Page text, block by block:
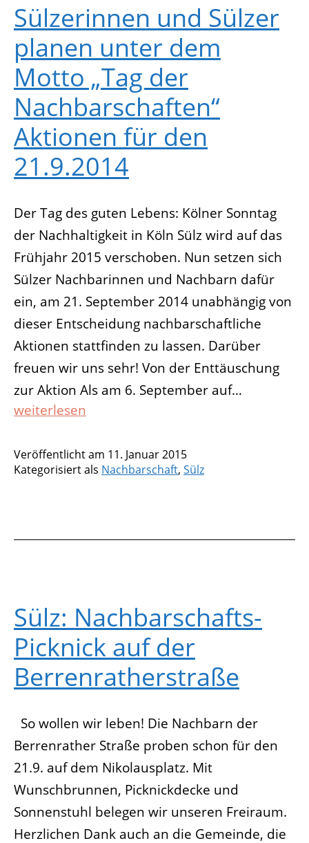
Sülzerinnen und Sülzer
planen unter dem
Motto „Tag der
Nachbarschaften“
Aktionen für den
21.9.2014
Der Tag des guten Lebens: Kölner Sonntag
der Nachhaltigkeit in Köln Sülz wird auf das
Frühjahr 2015 verschoben. Nun setzen sich
Sülzer Nachbarinnen und Nachbarn dafür
ein, am 21. September 2014 unabhängig von
dieser Entscheidung nachbarschaftliche
Aktionen stattfinden zu lassen. Darüber
freuen wir uns sehr! Von der Enttäuschung
zur Aktion Als am 6. September auf…
Sülzerinnen
Sülzer
planen
unter
„Tag
für
den
21.9.2014
weiterlesen
Veröffentlicht am 11. Januar 2015
Kategorisiert als Nachbarschaft, Sülz
Sülz: Nachbarschafts-
Picknick auf der
Berrenratherstraße
So wollen wir leben! Die Nachbarn der
Berrenrather Straße proben schon für den
21.9. auf dem Nikolausplatz. Mit
Wunschbrunnen, Picknickdecke und
Sonnenstuhl belegen wir unseren Freiraum.
Herzlichen Dank auch an die Gemeinde, die